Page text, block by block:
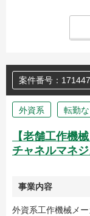
案件番号：
外資系 転勤
【老舗工作機
チャネルマネ
事業内容
外資系工作機械メ